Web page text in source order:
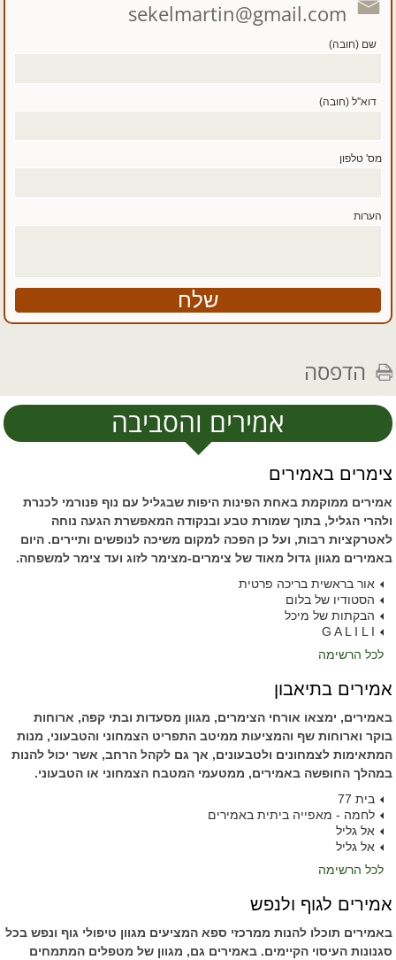
sekelmartin@gmail.com
שם (חובה)
דוא''ל (חובה)
מס' טלפון
הערות
הדפסה
אמירים והסביבה
צימרים באמירים
אמירים ממוקמת באחת הפינות היפות שבגליל עם נוף פנורמי לכנרת
ולהרי הגליל, בתוך שמורת טבע ובנקודה המאפשרת הגעה נוחה
לאטרקציות רבות, ועל כן הפכה למקום משיכה לנופשים ותיירים. היום
באמירים מגוון גדול מאוד של צימרים-מצימר לזוג ועד צימר למשפחה.
אור בראשית בריכה פרטית
הסטודיו של בלום
הבקתות של מיכל
G A L I L I
לכל הרשימה
אמירים בתיאבון
באמירים, ימצאו אורחי הצימרים, מגוון מסעדות ובתי קפה, ארוחות
בוקר וארוחות שף והמציעות ממיטב התפריט הצמחוני והטבעוני, מנות
המתאימות לצמחונים ולטבעונים, אך גם לקהל הרחב, אשר יכול להנות
במהלך החופשה באמירים, ממטעמי המטבח הצמחוני או הטבעוני.
בית 77
לחמה - מאפייה ביתית באמירים
אל גליל
אל גליל
לכל הרשימה
אמירים לגוף ולנפש
באמירים תוכלו להנות ממרכזי ספא המציעים מגוון טיפולי גוף ונפש בכל
סגנונות העיסוי הקיימים. באמירים גם, מגוון של מטפלים המתמחים